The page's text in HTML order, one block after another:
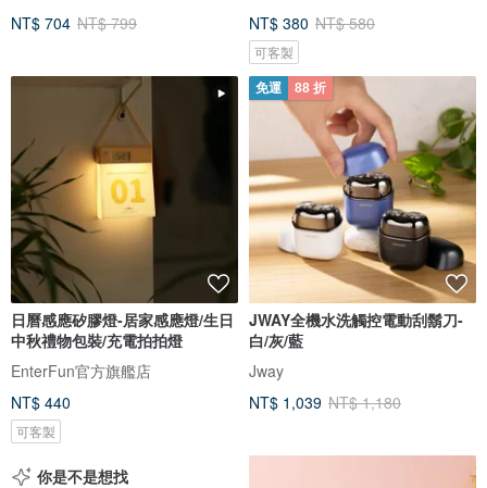
NT$ 704 NT$ 799
NT$ 380 NT$ 580
可客製
日曆感應矽膠燈-居家感應燈/生日
中秋禮物包裝/充電拍拍燈
EnterFun官方旗艦店
NT$ 440
可客製
免運 88 折
JWAY全機水洗觸控電動刮鬍刀-
白/灰/藍
Jway
NT$ 1,039 NT$ 1,180
你是不是想找